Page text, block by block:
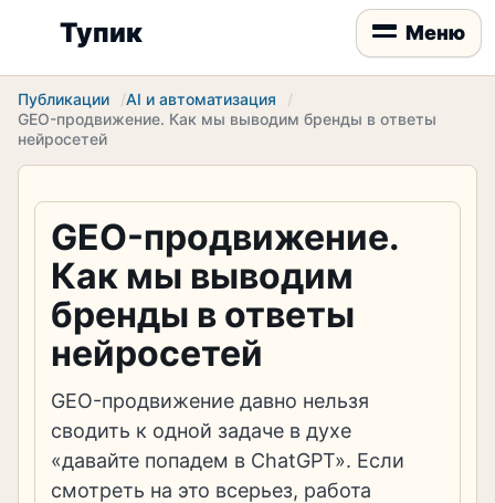
Тупик Меню
Публикации
AI и автоматизация
GEO-продвижение. Как мы выводим бренды в ответы
нейросетей
GEO-продвижение.
Как мы выводим
бренды в ответы
нейросетей
​GEO-продвижение давно нельзя
сводить к одной задаче в духе
«давайте попадем в ChatGPT». Если
смотреть на это всерьез, работа